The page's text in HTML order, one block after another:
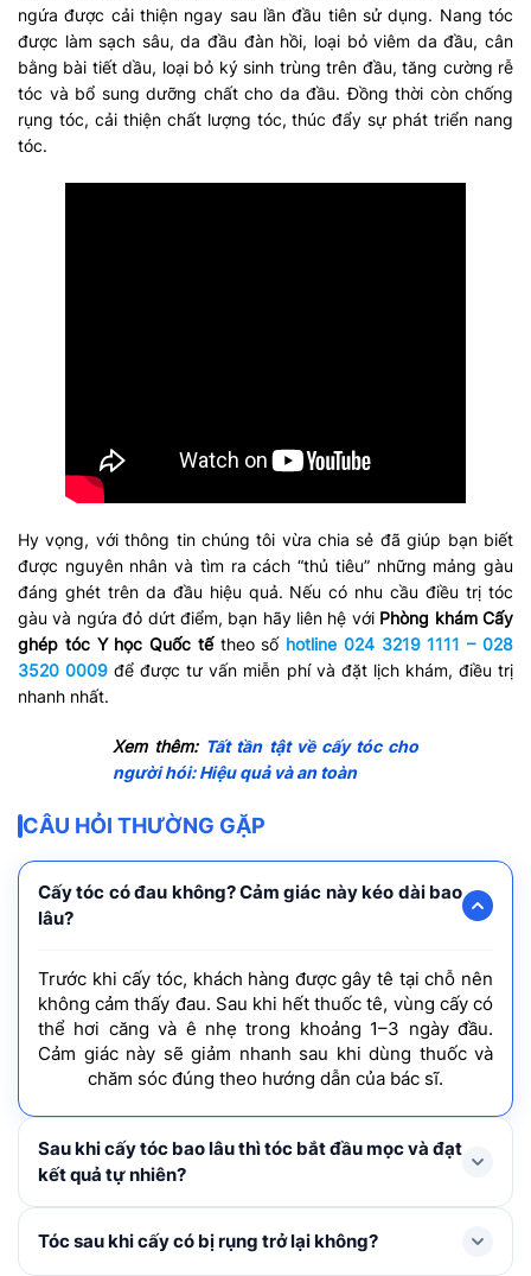
ngứa được cải thiện ngay sau lần đầu tiên sử dụng. Nang tóc
được làm sạch sâu, da đầu đàn hồi, loại bỏ viêm da đầu, cân
bằng bài tiết dầu, loại bỏ ký sinh trùng trên đầu, tăng cường rễ
tóc và bổ sung dưỡng chất cho da đầu. Đồng thời còn chống
rụng tóc, cải thiện chất lượng tóc, thúc đẩy sự phát triển nang
tóc.
Hy vọng, với thông tin chúng tôi vừa chia sẻ đã giúp bạn biết
được nguyên nhân và tìm ra cách “thủ tiêu” những mảng gàu
đáng ghét trên da đầu hiệu quả. Nếu có nhu cầu điều trị tóc
gàu và ngứa đỏ dứt điểm, bạn hãy liên hệ với Phòng khám Cấy
ghép tóc Y học Quốc tếtheo số hotline 024 3219 1111 – 028
3520 0009 để được tư vấn miễn phí và đặt lịch khám, điều trị
nhanh nhất.
Xem thêm: Tất tần tật về cấy tóc cho
người hói: Hiệu quả và an toàn
CÂU HỎI THƯỜNG GẶP
Cấy tóc có đau không? Cảm giác này kéo dài bao
lâu?
Trước khi cấy tóc, khách hàng được gây tê tại chỗ nên
không cảm thấy đau. Sau khi hết thuốc tê, vùng cấy có
thể hơi căng và ê nhẹ trong khoảng 1–3 ngày đầu.
Cảm giác này sẽ giảm nhanh sau khi dùng thuốc và
chăm sóc đúng theo hướng dẫn của bác sĩ.
Sau khi cấy tóc bao lâu thì tóc bắt đầu mọc và đạt
kết quả tự nhiên?
Tóc mới thường rụng shock loss trong 1-3 tháng đầu
Tóc sau khi cấy có bị rụng trở lại không?